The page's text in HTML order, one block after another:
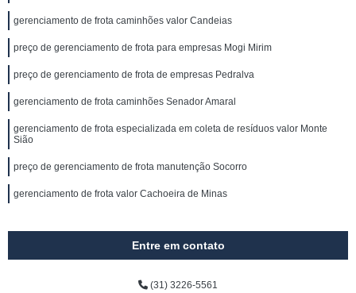
gerenciamento de frota caminhões valor Candeias
preço de gerenciamento de frota para empresas Mogi Mirim
preço de gerenciamento de frota de empresas Pedralva
gerenciamento de frota caminhões Senador Amaral
gerenciamento de frota especializada em coleta de resíduos valor Monte
Sião
preço de gerenciamento de frota manutenção Socorro
gerenciamento de frota valor Cachoeira de Minas
Entre em contato
(31) 3226-5561